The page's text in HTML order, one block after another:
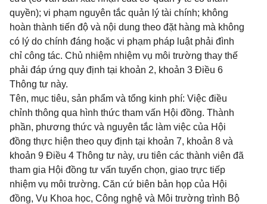
quyền); vi phạm nguyên tắc quản lý tài chính; không
hoàn thành tiến độ và nội dung theo đặt hàng mà không
có lý do chính đáng hoặc vi phạm pháp luật phải đình
chỉ công tác. Chủ nhiệm nhiệm vụ môi trường thay thế
phải đáp ứng quy định tại khoản 2, khoản 3 Điều 6
Thông tư này.
Tên, mục tiêu, sản phẩm và tổng kinh phí: Việc điều
chỉnh thông qua hình thức tham vấn Hội đồng. Thành
phần, phương thức và nguyên tắc làm việc của Hội
đồng thực hiện theo quy định tại khoản 7, khoản 8 và
khoản 9 Điều 4 Thông tư này, ưu tiên các thành viên đã
tham gia Hội đồng tư vấn tuyển chọn, giao trực tiếp
nhiệm vụ môi trường. Căn cứ biên bản họp của Hội
đồng, Vụ Khoa học, Công nghệ và Môi trường trình Bộ